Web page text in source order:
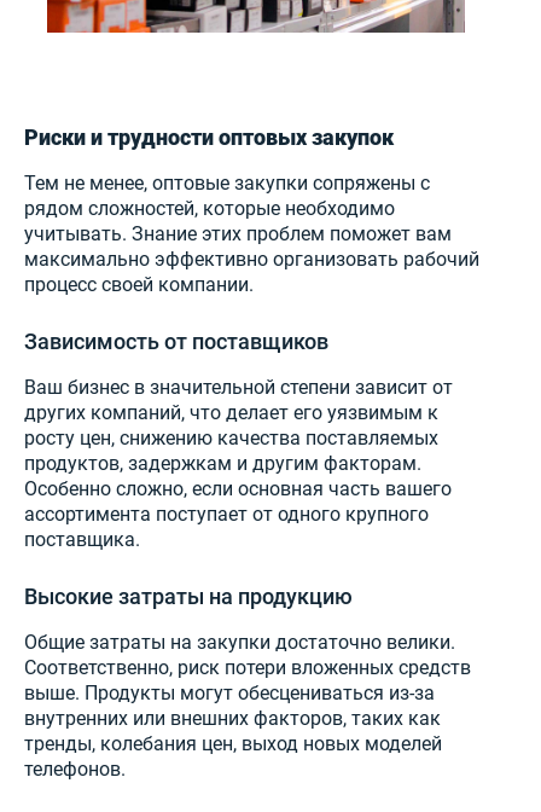
Риски и трудности оптовых закупок
Тем не менее, оптовые закупки сопряжены с
рядом сложностей, которые необходимо
учитывать. Знание этих проблем поможет вам
максимально эффективно организовать рабочий
процесс своей компании.
Зависимость от поставщиков
Ваш бизнес в значительной степени зависит от
других компаний, что делает его уязвимым к
росту цен, снижению качества поставляемых
продуктов, задержкам и другим факторам.
Особенно сложно, если основная часть вашего
ассортимента поступает от одного крупного
поставщика.
Высокие затраты на продукцию
Общие затраты на закупки достаточно велики.
Соответственно, риск потери вложенных средств
выше. Продукты могут обесцениваться из-за
внутренних или внешних факторов, таких как
тренды, колебания цен, выход новых моделей
телефонов.